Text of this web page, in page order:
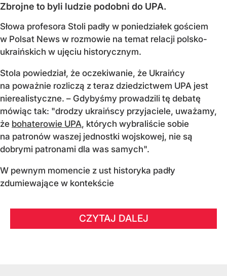
Zbrojne to byli ludzie podobni do UPA.
Słowa profesora Stoli padły w poniedziałek gościem
w Polsat News w rozmowie na temat relacji polsko-
ukraińskich w ujęciu historycznym.
Stola powiedział, że oczekiwanie, że Ukraińcy
na poważnie rozliczą z teraz dziedzictwem UPA jest
nierealistyczne. – Gdybyśmy prowadzili tę debatę
mówiąc tak: "drodzy ukraińscy przyjaciele, uważamy,
że bohaterowie UPA, których wybraliście sobie
na patronów waszej jednostki wojskowej, nie są
dobrymi patronami dla was samych".
W pewnym momencie z ust historyka padły
zdumiewające w kontekście
CZYTAJ DALEJ